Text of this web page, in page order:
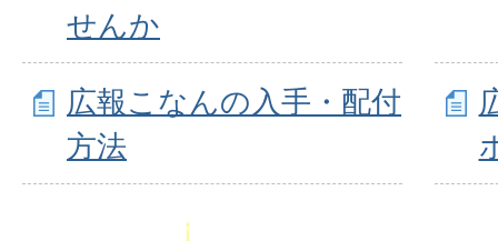
せんか
広報こなんの入手・配付
方法